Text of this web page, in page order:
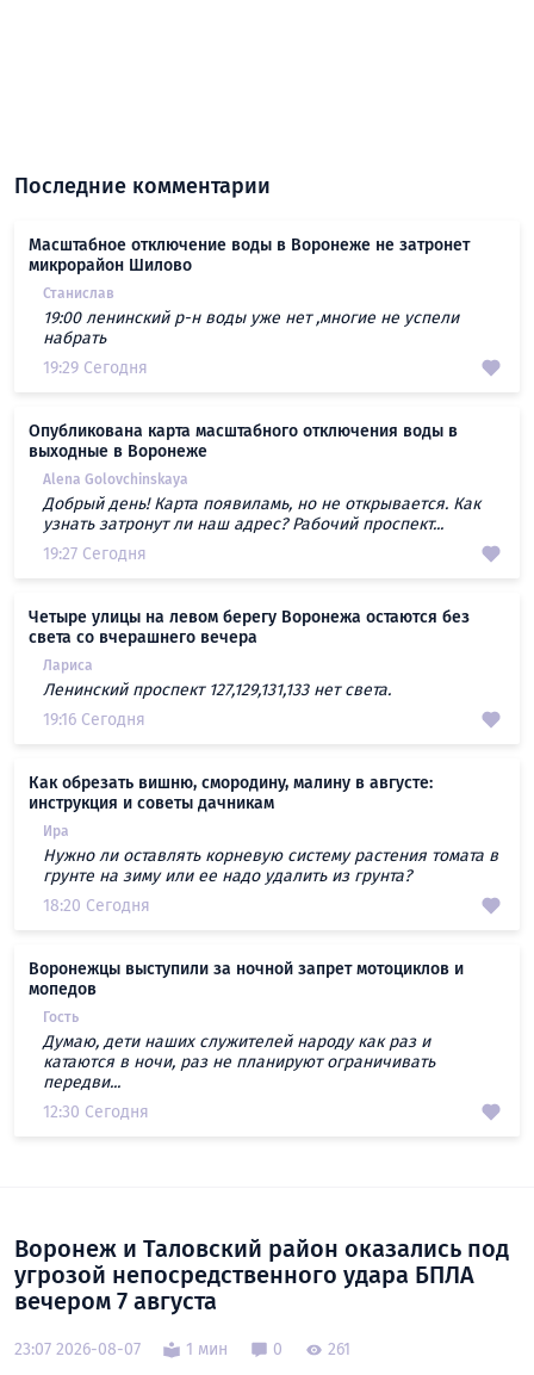
Последние комментарии
Масштабное отключение воды в Воронеже не затронет
микрорайон Шилово
Станислав
19:00 ленинский р-н воды уже нет ,многие не успели
набрать
19:29 Сегодня
Опубликована карта масштабного отключения воды в
выходные в Воронеже
Alena Golovchinskaya
Добрый день! Карта появиламь, но не открывается. Как
узнать затронут ли наш адрес? Рабочий проспект...
19:27 Сегодня
Четыре улицы на левом берегу Воронежа остаются без
света со вчерашнего вечера
Лариса
Ленинский проспект 127,129,131,133 нет света.
19:16 Сегодня
Как обрезать вишню, смородину, малину в августе:
инструкция и советы дачникам
Ира
Нужно ли оставлять корневую систему растения томата в
грунте на зиму или ее надо удалить из грунта?
18:20 Сегодня
Воронежцы выступили за ночной запрет мотоциклов и
мопедов
Гость
Думаю, дети наших служителей народу как раз и
катаются в ночи, раз не планируют ограничивать
передви...
12:30 Сегодня
Воронеж и Таловский район оказались под
угрозой непосредственного удара БПЛА
вечером 7 августа
23:07 2026-08-07 1 мин 0 261